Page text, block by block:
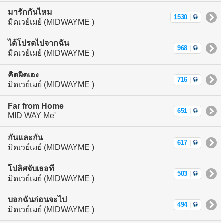
มารักกันไหม
มิดเวย์เมย์ (MIDWAYME )
1530
ได้โปรดไปจากฉัน
มิดเวย์เมย์ (MIDWAYME )
968
คิดผิดเอง
มิดเวย์เมย์ (MIDWAYME )
716
Far from Home
MID WAY Me'
651
กันและกัน
มิดเวย์เมย์ (MIDWAYME )
617
โปลิศจับเธอที
มิดเวย์เมย์ (MIDWAYME )
503
บอกฉันก่อนจะไป
มิดเวย์เมย์ (MIDWAYME )
494